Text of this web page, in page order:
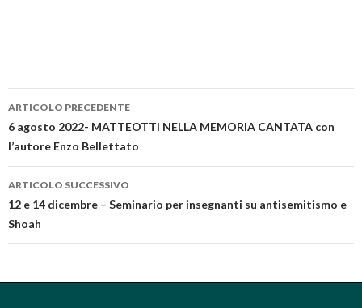
Navigazione articolo
ARTICOLO PRECEDENTE
6 agosto 2022- MATTEOTTI NELLA MEMORIA CANTATA con
l’autore Enzo Bellettato
ARTICOLO SUCCESSIVO
12 e 14 dicembre – Seminario per insegnanti su antisemitismo e
Shoah